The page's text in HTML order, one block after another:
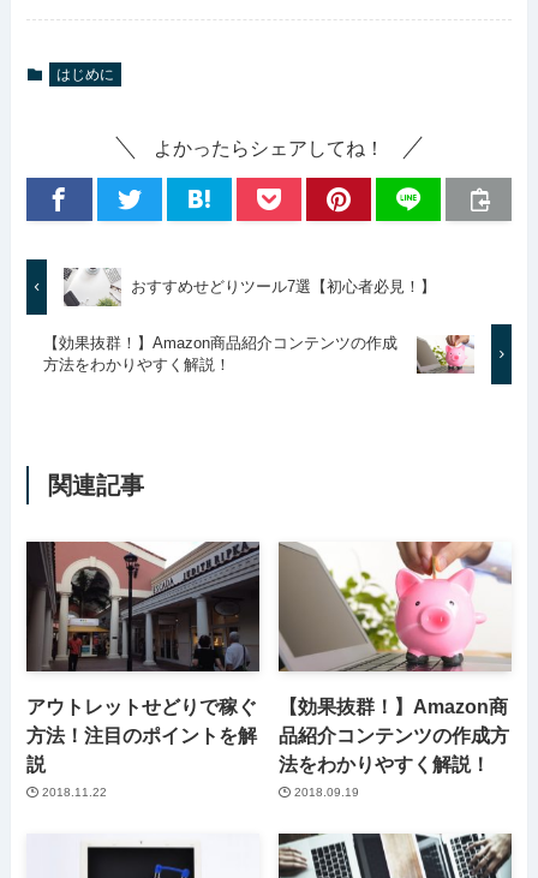
はじめに
よかったらシェアしてね！
おすすめせどりツール7選【初心者必見！】
【効果抜群！】Amazon商品紹介コンテンツの作成
方法をわかりやすく解説！
関連記事
アウトレットせどりで稼ぐ
方法！注目のポイントを解
説
2018.11.22
【効果抜群！】Amazon商
品紹介コンテンツの作成方
法をわかりやすく解説！
2018.09.19